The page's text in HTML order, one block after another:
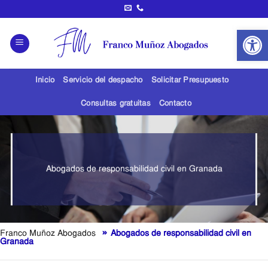
Abrir
contenido
Inicio Servicio del despacho Solicitar Presupuesto
Consultas gratuitas Contacto
Abogados de responsabilidad civil en Granada
Franco Muñoz Abogados » Abogados de responsabilidad civil en
Granada